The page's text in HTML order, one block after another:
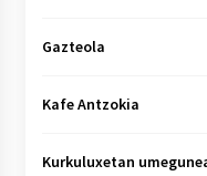
Gazteola
Kafe Antzokia
Kurkuluxetan